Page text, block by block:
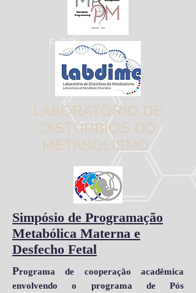
LABORATÓRIO DE
DISTÚRBIOS DO
METABOLISMO
Simpósio de Programação
Metabólica Materna e
Desfecho Fetal
Programa de cooperação acadêmica
envolvendo o programa de Pós